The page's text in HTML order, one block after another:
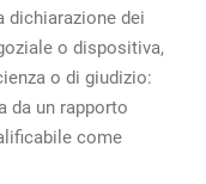
dichiarazione dei
o dispositiva,
o di giudizio:
da un rapporto
come